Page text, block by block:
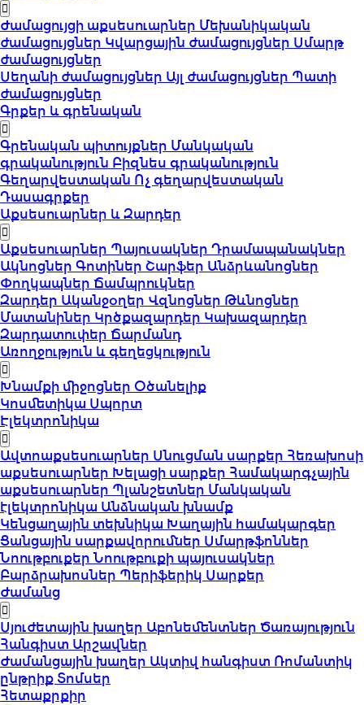
Ժամացույցի աքսեսուարներ Մեխանիկական
ժամացույցներ Կվարցային ժամացույցներ Սմարթ
ժամացույցներ
Սեղանի ժամացույցներ Այլ ժամացույցներ Պատի
ժամացույցներ
Գրքեր և գրենական
Գրենական պիտույքներ Մանկական
գրականություն Բիզնես գրականություն
Գեղարվեստական Ոչ գեղարվեստական
Դասագրքեր
Աքսեսուարներ և Զարդեր
Աքսեսուարներ Պայուսակներ Դրամապանակներ
Ակնոցներ Գոտիներ Շարֆեր Անձրևանոցներ
Փողկապներ Ճամպրուկներ
Զարդեր Ականջօղեր Վզնոցներ Թևնոցներ
Մատանիներ Կրծքազարդեր Կախազարդեր
Զարդատուփեր Ճարմանդ
Առողջություն և գեղեցկություն
Խնամքի միջոցներ Օծանելիք
Կոսմետիկա Սպորտ
Էլեկտրոնիկա
Ավտոաքսեսուարներ Սնուցման սարքեր Հեռախոսի
աքսեսուարներ Խելացի սարքեր Համակարգչային
աքսեսուարներ Պլանշետներ Մանկական
էլեկտրոնիկա Անձնական խնամք
Կենցաղային տեխնիկա Խաղային համակարգեր
Ցանցային սարքավորումներ Սմարթֆոններ
ՆոութբուքերՆոութբուքի պայուսակներ
Բարձրախոսներ Պերիֆերիկ Սարքեր
Ժամանց
Սյուժետային խաղեր Աբոնեմենտներ Ծառայություն
Հանգիստ Արշավներ
Ժամանցային խաղեր Ակտիվ հանգիստ Ռոմանտիկ
ընթրիք Տոմսեր
Հետաքրքիր